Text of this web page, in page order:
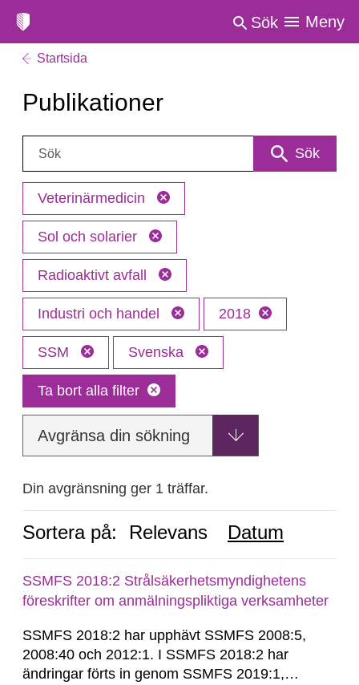
Sök Meny
Startsida
Publikationer
Sök: Sök
Veterinärmedicin
Sol och solarier
Radioaktivt avfall
Industri och handel 2018
SSM Svenska
Ta bort alla filter
Avgränsa din sökning
Din avgränsning ger 1 träffar.
Sortera på: Relevans Datum
SSMFS 2018:2 Strålsäkerhetsmyndighetens
föreskrifter om anmälningspliktiga verksamheter
SSMFS 2018:2 har upphävt SSMFS 2008:5,
2008:40 och 2012:1. I SSMFS 2018:2 har
ändringar förts in genom SSMFS 2019:1,